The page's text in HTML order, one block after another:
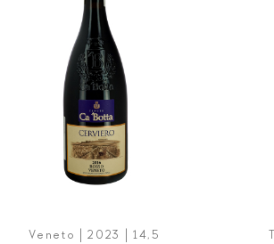
Veneto | 2023 | 14,5